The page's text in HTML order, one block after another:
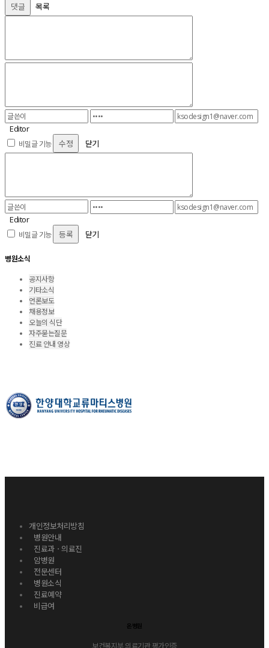
댓글
목록
Editor
비밀글 기능 닫기
Editor
비밀글 기능 닫기
병원소식
공지사항
기타소식
언론보도
채용정보
오늘의 식단
자주묻는질문
진료 안내 영상
개인정보처리방침
병원안내
진료과ㆍ의료진
암병원
전문센터
병원소식
진료예약
비급여
온병원
보건복지부 의료기관 평가인증